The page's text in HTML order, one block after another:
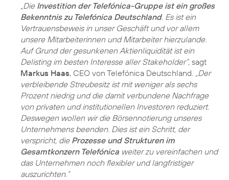
„Die Investition der Telefónica-Gruppe ist ein großes
Bekenntnis zu Telefónica Deutschland. Es ist ein
Vertrauensbeweis in unser Geschäft und vor allem
unsere Mitarbeiterinnen und Mitarbeiter hierzulande.
Auf Grund der gesunkenen Aktienliquidität ist ein
Delisting im besten Interesse aller Stakeholder“, sagt
Markus Haas, CEO von Telefónica Deutschland. „Der
verbleibende Streubesitz ist mit weniger als sechs
Prozent niedrig und die damit verbundene Nachfrage
von privaten und institutionellen Investoren reduziert.
Deswegen wollen wir die Börsennotierung unseres
Unternehmens beenden. Dies ist ein Schritt, der
verspricht, die Prozesse und Strukturen im
Gesamtkonzern Telefónica weiter zu vereinfachen und
das Unternehmen noch flexibler und langfristiger
auszurichten.“